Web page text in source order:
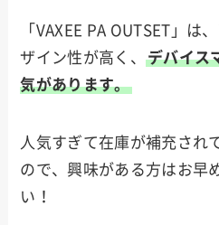
「VAXEE PA OUTSET」は
ザイン性が高く、
デバイス
気があります。
人気すぎて在庫が補充され
ので、興味がある方はお早
い！